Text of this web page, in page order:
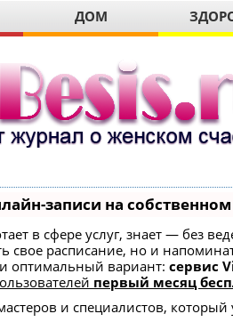
ДОМ
записи на
в сфере услуг, знает — без
свое расписание, но и
оптимальный вариант: сервис
первый месяц
и специалистов,